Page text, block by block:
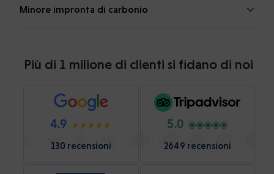
Minore impronta di carbonio
Più di 1 milione di clienti si fidano di noi
4.9
130 recensioni
5.0
2649 recensioni